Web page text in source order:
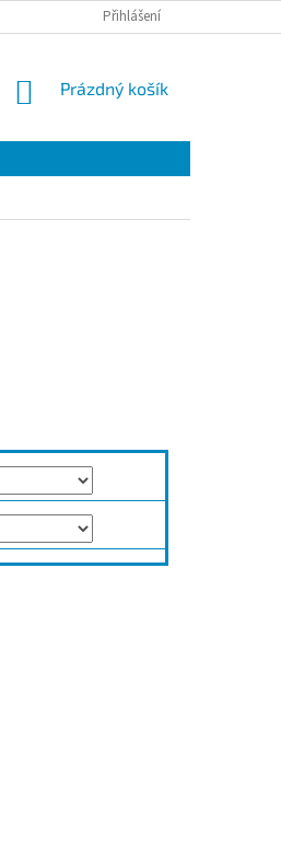
Přihlášení
NÁKUPNÍ
Prázdný košík